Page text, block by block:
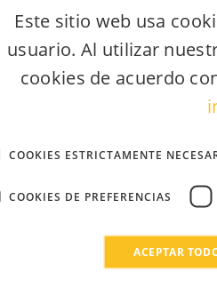
Este sitio web usa
usuario. Al utilizar
cookies de acuerdo
COOKIES ESTRICTAMENTE
COOKIES DE PREFERENCIAS
ACEPTAR